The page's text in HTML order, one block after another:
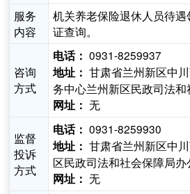
服务
内容
机关养老保险退休人员待遇
证查询。
咨询
方式
电话： 0931-8259937
地址： 甘肃省兰州新区中
务中心兰州新区民政司法
网址： 无
监督
投诉
方式
电话： 0931-8259930
地址： 甘肃省兰州新区中
区民政司法和社会保障局
网址： 无